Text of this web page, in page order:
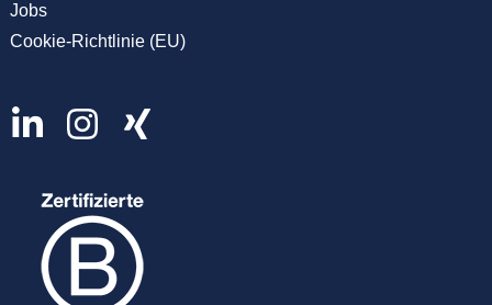
Jobs
Cookie-Richtlinie (EU)